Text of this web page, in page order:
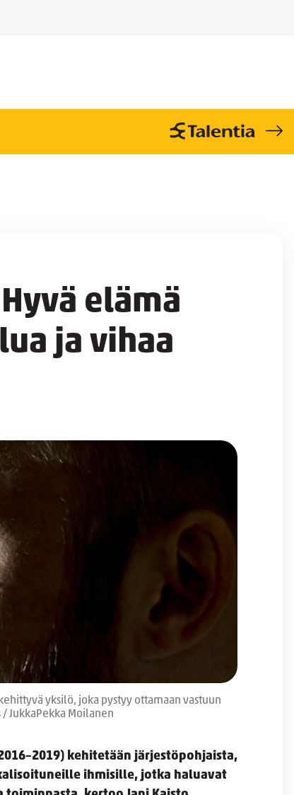
elämä
ja vihaa
yksilö, joka pystyy ottamaan vastuun
/ JukkaPekka Moilanen
kehitetään järjestöpohjaista,
ihmisille, jotka haluavat